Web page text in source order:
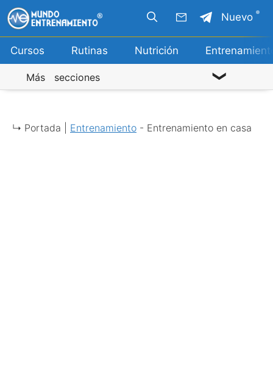
Saltar
al
contenido
Cursos Rutinas Nutrición
Nuevo
Más secciones
↳ Portada | Entrenamiento - Entrenamiento en casa